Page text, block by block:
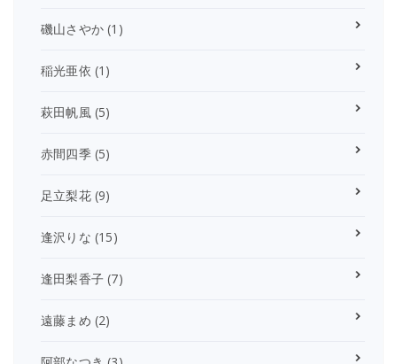
磯山さやか (1)
稲光亜依 (1)
萩田帆風(5)
赤間四季(5)
足立梨花(9)
逢沢りな (15)
逢田梨香子 (7)
遠藤まめ (2)